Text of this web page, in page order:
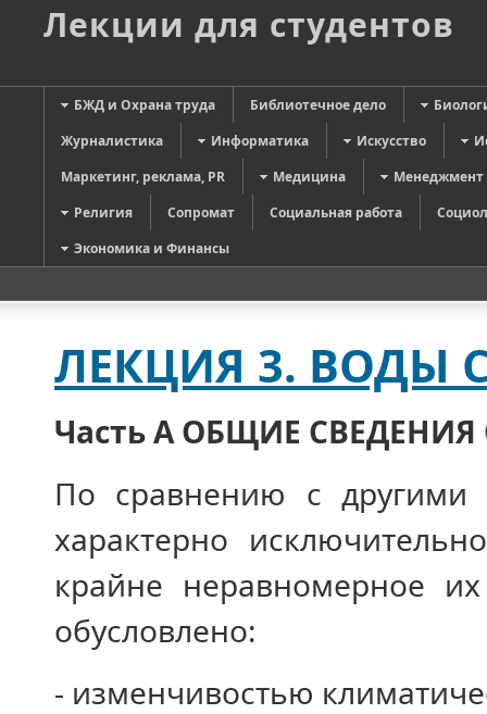
Лекции для студентов
БЖД и Охрана труда Библиотечное дело
Журналистика
Информатика Искусство
Маркетинг, реклама, PR
Медицина
Менеджмент
Религия
Сопромат Социальная работа
Экономика и Финансы
ЛЕКЦИЯ 3. ВОДЫ
Часть А ОБЩИЕ
По сравнению с другими
характерно
крайне неравномерное
обусловлено:
- изменчивостью